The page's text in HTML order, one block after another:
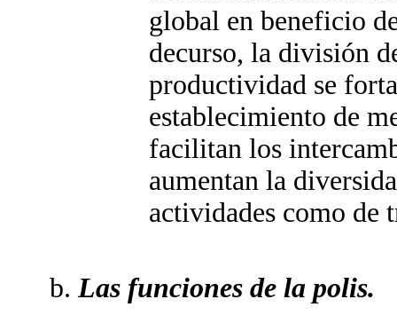
global en beneficio
decurso, la división
productividad se
establecimiento de
facilitan los
aumentan la
actividades como de
Las funciones de la polis.